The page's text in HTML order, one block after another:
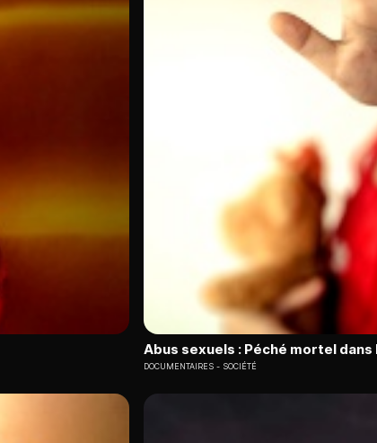
Abus sexuels : Péché mortel dans
DOCUMENTAIRES SOCIÉTÉ